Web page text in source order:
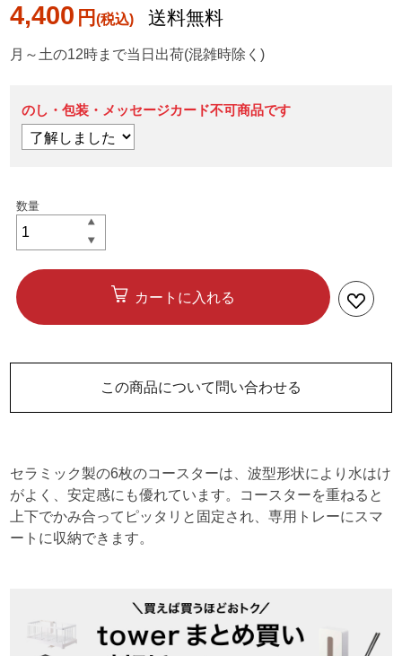
4,400 円 送料無料
月～土の12時まで当日出荷(混雑時除く)
のし・包装・メッセージカード不可商品です
カートに入れる
この商品について問い合わせる
セラミック製の6枚のコースターは、波型形状により水はけ
がよく、安定感にも優れています。コースターを重ねると
上下でかみ合ってピッタリと固定され、専用トレーにスマ
ートに収納できます。